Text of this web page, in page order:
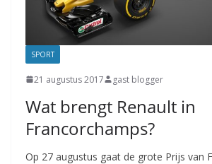
SPORT
21 augustus 2017 gast blogger
Wat brengt Renault in
Francorchamps?
Op 27 augustus gaat de grote Prijs van